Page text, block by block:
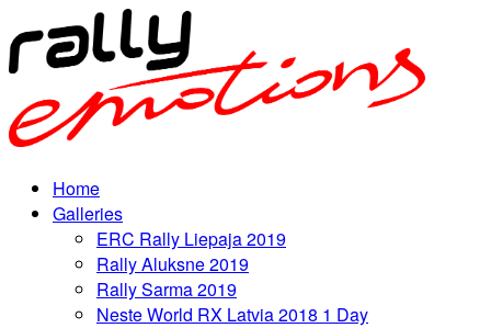
Home
Galleries
ERC Rally Liepaja 2019
Rally Aluksne 2019
Rally Sarma 2019
Neste World RX Latvia 2018 1 Day